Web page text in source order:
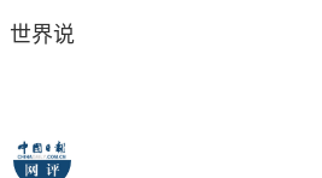
世界说